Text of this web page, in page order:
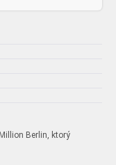
Berlin, ktorý